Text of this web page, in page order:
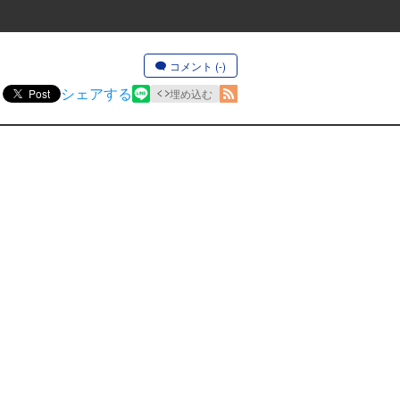
コメント (-)
Post シェアする 埋め込む